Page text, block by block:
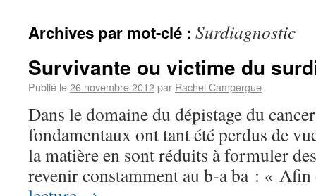
Archives par mot-clé : Surdiagnostic
Survivante ou victime du
Publié le26 novembre 2012par Rachel Campergue
Dans le domaine du dépistage du
fondamentaux ont tant été perdus de
la matière en sont réduits à formuler
revenir constamment au b-a ba : «